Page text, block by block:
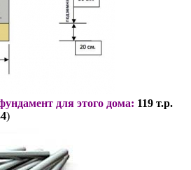
для этого дома: 119 т.р.
)